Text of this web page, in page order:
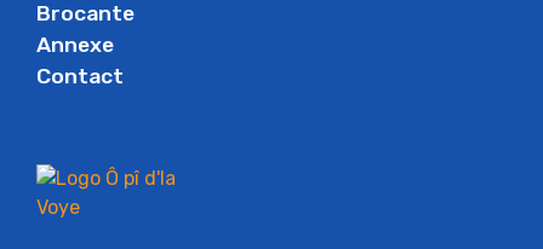
Brocante
Annexe
Contact